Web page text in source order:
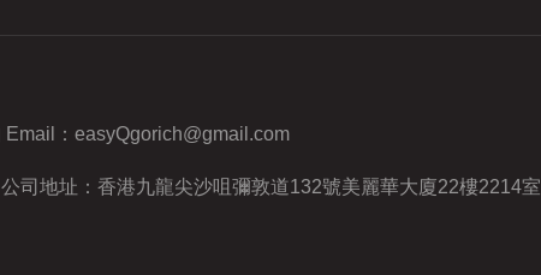
Email： easyQgorich@gmail.com
公司地址：香港九龍尖沙咀彌敦道132號美麗華大廈22樓2214室